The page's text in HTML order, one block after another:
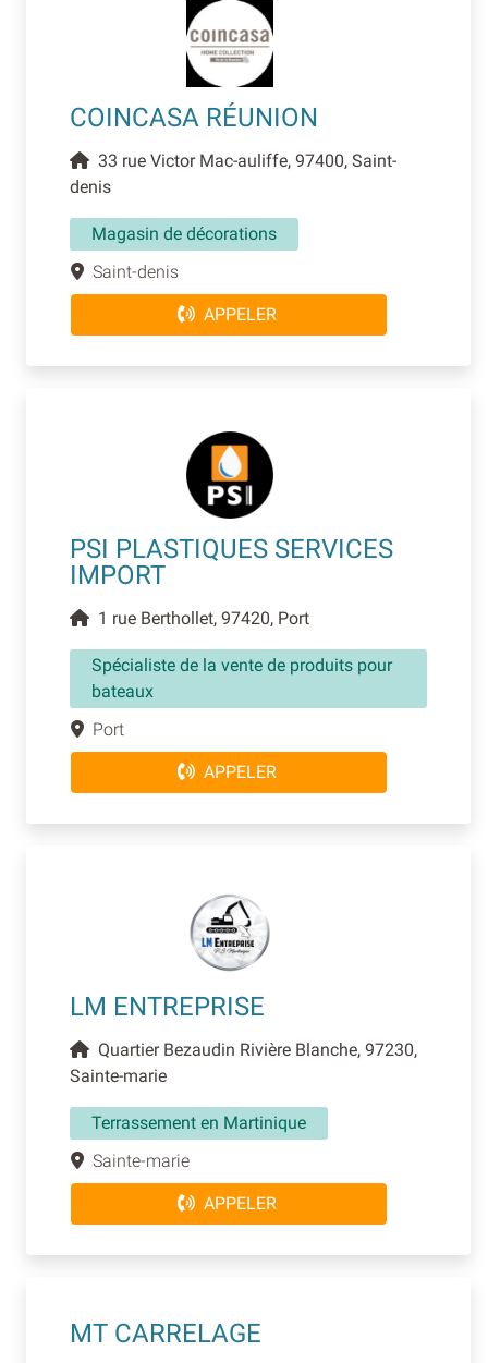
COINCASA RÉUNION
33 rue Victor Mac-auliffe, 97400, Saint-
denis
Magasin de décorations
Saint-denis
APPELER
PSI PLASTIQUES SERVICES
IMPORT
1 rue Berthollet, 97420, Port
Spécialiste de la vente de produits pour
bateaux
Port
APPELER
LM ENTREPRISE
Quartier Bezaudin Rivière Blanche, 97230,
Sainte-marie
Terrassement en Martinique
Sainte-marie
APPELER
MT CARRELAGE